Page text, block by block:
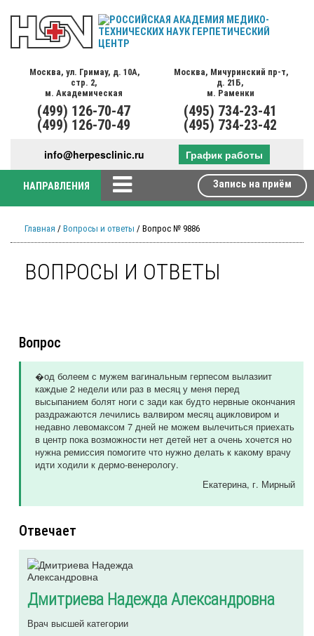
Москва, ул. Гримау, д. 10А,
стр. 2,
м. Академическая
(499) 126-70-47
(499) 126-70-49
Москва, Мичуринский пр-т,
д. 21Б,
м. Раменки
(495) 734-23-41
(495) 734-23-42
info@herpesclinic.ru График работы
НАПРАВЛЕНИЯ Запись на приём
Главная / Вопросы и ответы / Вопрос № 9886
ВОПРОСЫ И ОТВЕТЫ
Вопрос
�од болеем с мужем вагинальным герпесом вылазиит
каждые 2 недели или раз в месяц у меня перед
высыпанием болят ноги с зади как будто нервные окончания
раздражаются лечились валвиром месяц ацикловиром и
недавно левомаксом 7 дней не можем вылечиться приехать
в центр пока возможности нет детей нет а очень хочется но
нужна ремиссия помогите что нужно делать к какому врачу
идти ходили к дермо-венерологу.
Екатерина, г. Мирный
Отвечает
Дмитриева Надежда Александровна
Врач высшей категории